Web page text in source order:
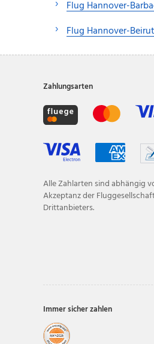
Flug Hannover-
Flug Hannover-Beirut